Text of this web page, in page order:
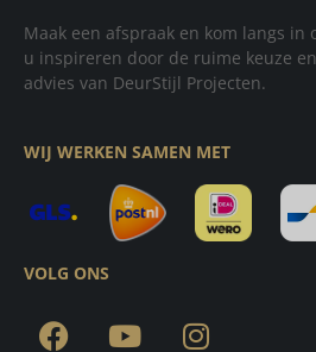
Maak een afspraak en kom langs in
u inspireren door de ruime keuze
advies van DeurStijl Projecten.
WIJ WERKEN SAMEN MET
VOLG ONS